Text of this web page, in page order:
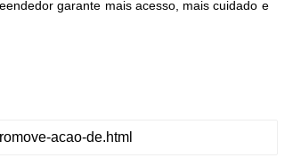
garante mais acesso, mais cuidado e